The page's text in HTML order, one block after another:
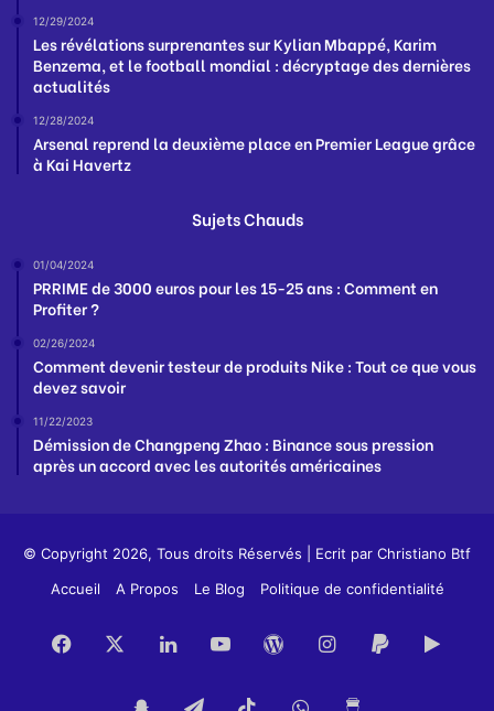
12/29/2024
Les révélations surprenantes sur Kylian Mbappé, Karim
Benzema, et le football mondial : décryptage des dernières
actualités
12/28/2024
Arsenal reprend la deuxième place en Premier League grâce
à Kai Havertz
Sujets Chauds
01/04/2024
PRRIME de 3000 euros pour les 15-25 ans : Comment en
Profiter ?
02/26/2024
Comment devenir testeur de produits Nike : Tout ce que vous
devez savoir
11/22/2023
Démission de Changpeng Zhao : Binance sous pression
après un accord avec les autorités américaines
© Copyright 2026, Tous droits Réservés | Ecrit par Christiano Btf
Accueil
A Propos Le Blog Politique de confidentialité
Facebook LinkedinYouTubeWordPress
Instagram
PayPal